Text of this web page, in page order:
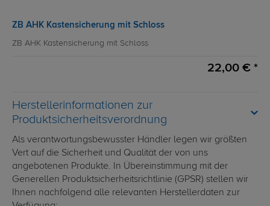
ZB AHK Kastensicherung mit Schloss
ZB AHK Kastensicherung mit Schloss
22,00 € *
Herstellerinformationen zur
Produktsicherheitsverordnung
Als verantwortungsbewusster Händler legen wir größten
Vert auf die Sicherheit und Qualität der von uns
angebotenen Produkte. In Übereinstimmung mit der
Generellen Produktsicherheitsrichtlinie (GPSR) stellen wir
Ihnen nachfolgend alle relevanten Herstellerdaten zur